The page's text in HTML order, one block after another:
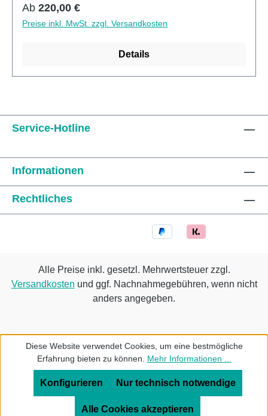
Regulärer Preis:
Ab 220,00 €
Preise inkl. MwSt. zzgl. Versandkosten
Details
Service-Hotline
Informationen
Rechtliches
Alle Preise inkl. gesetzl. Mehrwertsteuer zzgl.
Versandkosten und ggf. Nachnahmegebühren, wenn nicht
anders angegeben.
Diese Website verwendet Cookies, um eine bestmögliche
Erfahrung bieten zu können. Mehr Informationen ...
Nur technisch notwendige
Konfigurieren
Alle Cookies akzeptieren